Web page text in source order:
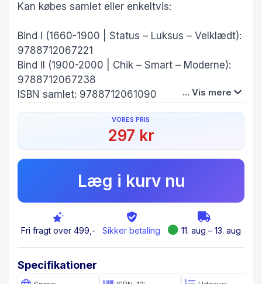
Kan købes samlet eller enkeltvis:
Bind I (1660-1900 | Status – Luksus – Velklædt):
9788712067221
Bind II (1900-2000 | Chik – Smart – Moderne):
9788712067238
ISBN samlet: 9788712061090
er en ny dansk modehistorie.
Over to bind fortæller værkets forfattere om
klædedragtens kultur- og designhistorie i
Danmark og om, hvordan 400 års danskere har
klædt sig, når de ville være med på moden – og
hvorfor.
Forfatterne giver et forrygende indblik i tøj og
tøjforbrugere i dag. Værket giver en bred kultur-
... Vis mere
VORES PRIS
297 kr
Læg i kurv nu
Fri fragt over 499,- Sikker betaling 11. aug – 13. aug
Specifikationer